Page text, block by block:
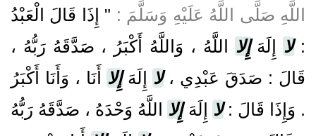
اللَّهِ صَلَّى اللَّهُ عَلَيْهِ وَسَلَّمَ : " إِذَا قَالَ الْعَبْدُ
:لا إِلَهَإِلا اللَّهُ ، وَاللَّهُ أَكْبَرُ ، صَدَّقَهُ رَبُّهُ ،
قَالَ : صَدَقَ عَبْدِي ،لا إِلَهَإِلا أَنَا ، وَأَنَا أَكْبَرُ
. وَإِذَا قَالَ :لا إِلَهَإِلا اللَّهُ وَحْدَهُ ، صَدَّقَهُ رَبُّهُ